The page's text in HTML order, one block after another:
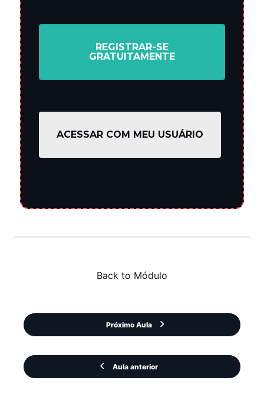
REGISTRAR-SE
GRATUITAMENTE
ACESSAR COM MEU USUÁRIO
Aula anterior
Back to Módulo
Próximo Aula